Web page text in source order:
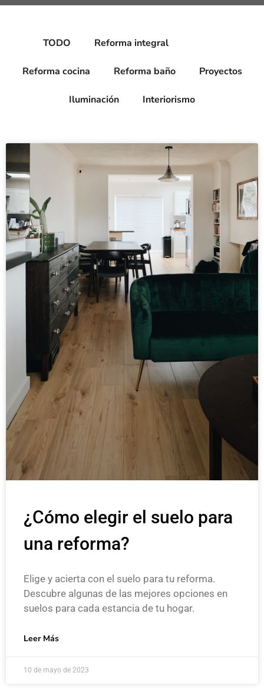
TODO Reforma integral
Reforma cocina Reforma baño Proyectos
Iluminación Interiorismo
¿Cómo elegir el suelo para
una reforma?
Elige y acierta con el suelo para tu reforma.
Descubre algunas de las mejores opciones en
suelos para cada estancia de tu hogar.
Leer Más
10 de mayo de 2023